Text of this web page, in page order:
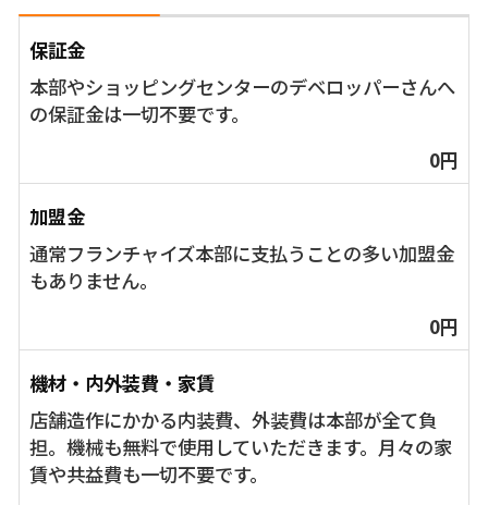
保証金
本部やショッピングセンターのデベロッパーさんへ
の保証金は一切不要です。
0円
加盟金
通常フランチャイズ本部に支払うことの多い加盟金
もありません。
0円
機材・内外装費・家賃
店舗造作にかかる内装費、外装費は本部が全て負
担。機械も無料で使用していただきます。月々の家
賃や共益費も一切不要です。